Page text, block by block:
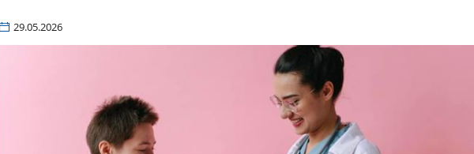
29.05.2026